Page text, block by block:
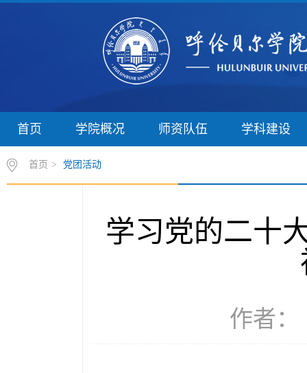
首页 学院概况 师资队伍 学科建设
首页 > 党团活动
学习党的二十
作者：